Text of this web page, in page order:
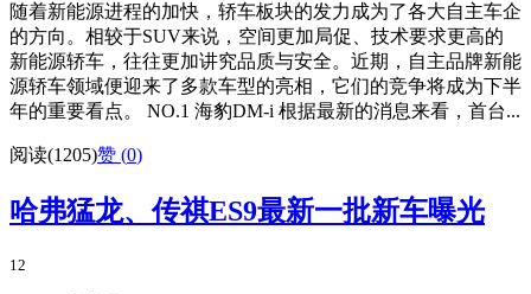
随着新能源进程的加快，轿车板块的发力成为了各大自主车企
的方向。相较于SUV来说，空间更加局促、技术要求更高的
新能源轿车，往往更加讲究品质与安全。近期，自主品牌新能
源轿车领域便迎来了多款车型的亮相，它们的竞争将成为下半
年的重要看点。 NO.1 海豹DM-i 根据最新的消息来看，首台...
阅读(1205)赞 (0)
哈弗猛龙、传祺ES9最新一批新车曝光
12